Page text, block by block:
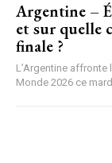
Argentine –
et sur quelle
finale ?
L’Argentine affronte
Monde 2026 ce